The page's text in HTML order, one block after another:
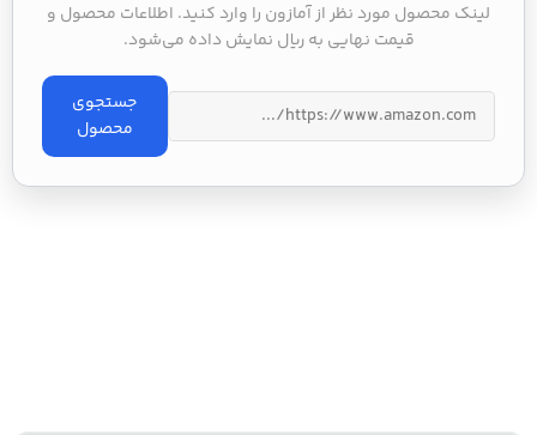
لینک محصول مورد نظر از آمازون را وارد کنید. اطلاعات محصول و
قیمت نهایی به ریال نمایش داده می‌شود.
جستجوی
محصول